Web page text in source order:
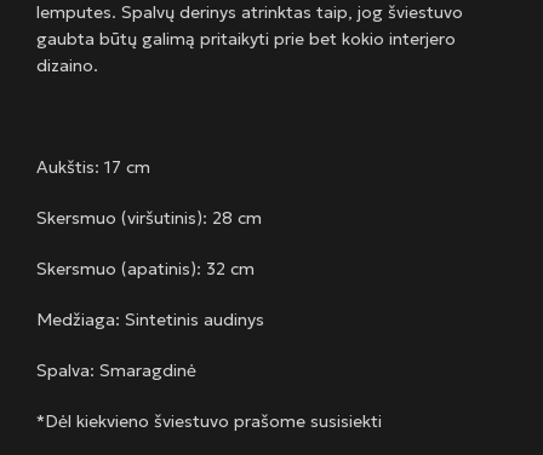
lemputes. Spalvų derinys atrinktas taip, jog šviestuvo
gaubta būtų galimą pritaikyti prie bet kokio interjero
dizaino.
Aukštis: 17 cm
Skersmuo (viršutinis): 28 cm
Skersmuo (apatinis): 32 cm
Medžiaga: Sintetinis audinys
Spalva: Smaragdinė
*Dėl kiekvieno šviestuvo prašome susisiekti